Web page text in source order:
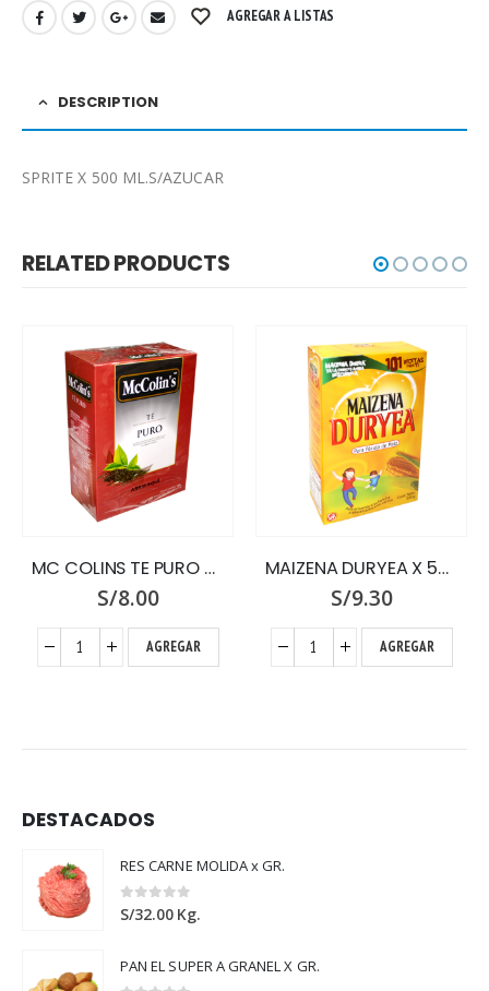
AGREGAR A LISTAS
DESCRIPTION
SPRITE X 500 ML.S/AZUCAR
RELATED PRODUCTS
MC COLINS TE PURO X 100 SOBRES
S/8.00
AGREGAR
MAIZENA DURYEA X 500
S/9.30
AGREGAR
DESTACADOS
RES CARNE MOLIDA x GR.
0out of 5
S/32.00 Kg.
PAN EL SUPER A GRANEL X GR.